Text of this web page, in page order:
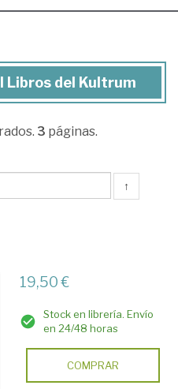
Libros del Kultrum
3 páginas.
↑
19,50 €
Stock en librería. Envío
en 24/48 horas
COMPRAR